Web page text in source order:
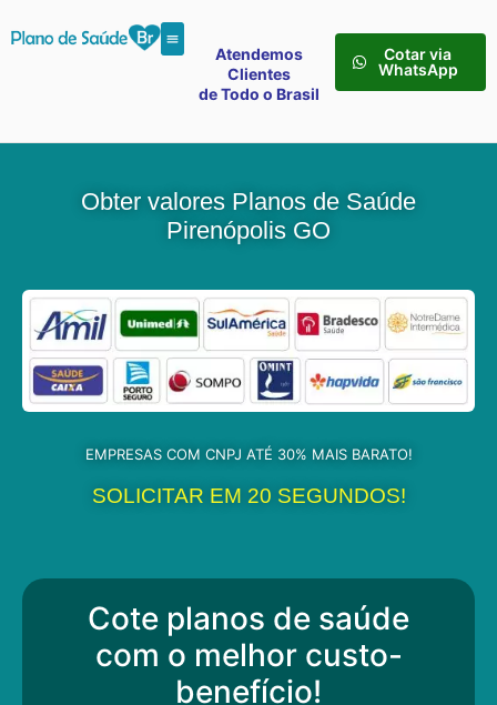
Atendemos
Clientes
de Todo o Brasil
Cotar via
WhatsApp
Obter valores Planos de Saúde
Pirenópolis GO
EMPRESAS COM CNPJ ATÉ 30% MAIS BARATO!
SOLICITAR EM 20 SEGUNDOS!
Cote planos de saúde
com o melhor custo-
benefício!